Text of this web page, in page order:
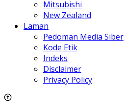
Mitsubishi
New Zealand
Laman
Pedoman Media Siber
Kode Etik
Indeks
Disclaimer
Privacy Policy